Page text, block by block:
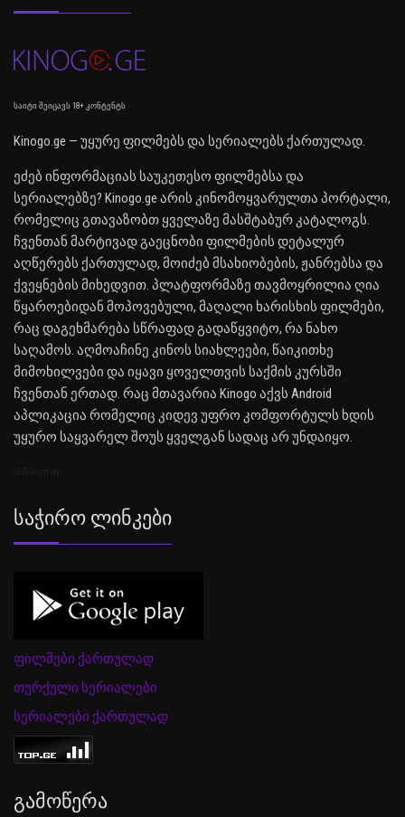
საიტი შეიცავს 18+ კონტენტს
Kinogo.ge — უყურე ფილმებს და სერიალებს ქართულად.
ეძებ ინფორმაციას საუკეთესო ფილმებსა და
სერიალებზე? Kinogo.ge არის კინომოყვარულთა პორტალი,
რომელიც გთავაზობთ ყველაზე მასშტაბურ კატალოგს.
ჩვენთან მარტივად გაეცნობი ფილმების დეტალურ
აღწერებს ქართულად, მოიძებ მსახიობების, ჟანრებსა და
ქვეყნების მიხედვით. პლატფორმაზე თავმოყრილია ღია
წყაროებიდან მოპოვებული, მაღალი ხარისხის ფილმები,
რაც დაგეხმარება სწრაფად გადაწყვიტო, რა ნახო
საღამოს. აღმოაჩინე კინოს სიახლეები, წაიკითხე
მიმოხილვები და იყავი ყოველთვის საქმის კურსში
ჩვენთან ერთად. რაც მთავარია Kinogo აქვს Android
აპლიკაცია რომელიც კიდევ უფრო კომფორტულს ხდის
უყურო საყვარელ შოუს ყველგან სადაც არ უნდაიყო.
Საჭირო Ლინკები
ფილმები ქართულად
თურქული სერიალები
სერიალები ქართულად
Გამოწერა